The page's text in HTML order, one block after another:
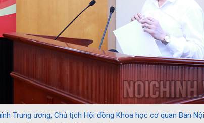
Trung ương, Chủ tịch Hội đồng Khoa học cơ quan Ban